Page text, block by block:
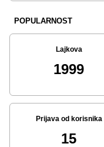
POPULARNOST
Lajkova
1999
Prijava od korisnika
15